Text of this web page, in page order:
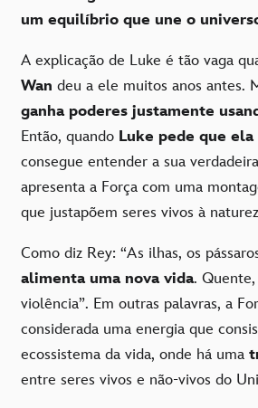
um equilíbrio que une o
A explicação de Luke é tão vaga
Wan deu a ele muitos anos antes.
ganha poderes justamente
Então, quando Luke pede que
consegue entender a sua
apresenta a Força com uma
que justapõem seres vivos à
Como diz Rey: “As ilhas, os
alimenta uma nova vida. Quente,
violência”. Em outras palavras, a
considerada uma energia que
ecossistema da vida, onde há uma
entre seres vivos e não-vivos do